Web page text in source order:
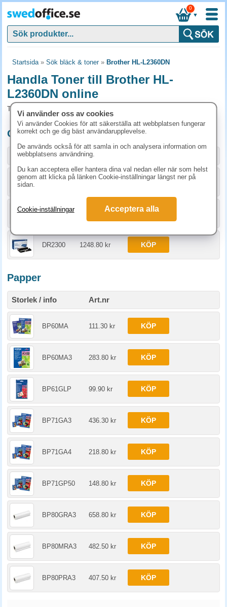
▼
0
Startsida» Sök bläck & toner» Brother HL-L2360DN
Handla Toner till Brother HL-
L2360DN online
Toner och tillbehör som passar till Brother HL-L2360DN
Originalprodukter till Brother HL-L2360DN
Storlek / info Art.nr
KÖP
TN2320 1086.30 kr KÖP
DR2300 1248.80 kr KÖP
Papper
Storlek / info Art.nr
BP60MA 111.30 kr KÖP
BP60MA3 283.80 kr KÖP
BP61GLP 99.90 kr KÖP
BP71GA3 436.30 kr KÖP
BP71GA4 218.80 kr KÖP
BP71GP50 148.80 kr KÖP
BP80GRA3 658.80 kr KÖP
BP80MRA3 482.50 kr KÖP
BP80PRA3 407.50 kr KÖP
Vi använder oss av cookies
Vi använder Cookies för att säkerställa att webbplatsen fungerar
korrekt och ge dig bäst användarupplevelse.
De används också för att samla in och analysera information om
webbplatsens användning.
Du kan acceptera eller hantera dina val nedan eller när som helst
genom att klicka på länken Cookie-inställningar längst ner på
sidan.
Cookie-inställningar Acceptera alla